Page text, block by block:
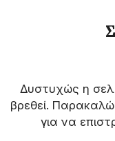
Δυστυχώς η
βρεθεί.
για να